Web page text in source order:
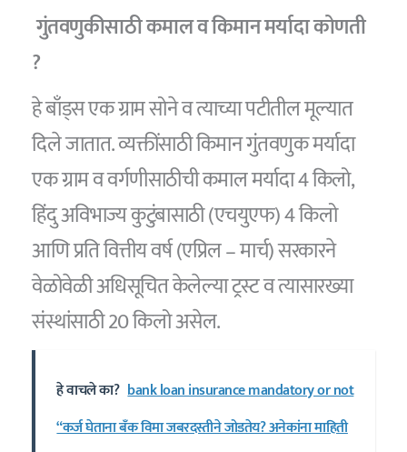
गुंतवणुकीसाठी कमाल व किमान मर्यादा कोणती
?
हे बाँड्स एक ग्राम सोने व त्याच्या पटीतील मूल्यात
दिले जातात. व्यक्तींसाठी किमान गुंतवणुक मर्यादा
एक ग्राम व वर्गणीसाठीची कमाल मर्यादा 4 किलो,
हिंदु अविभाज्य कुटुंबासाठी (एचयुएफ) 4 किलो
आणि प्रति वित्तीय वर्ष (एप्रिल – मार्च) सरकारने
वेळोवेळी अधिसूचित केलेल्या ट्रस्ट व त्यासारख्या
संस्थांसाठी 20 किलो असेल.
हे वाचले का? bank loan insurance mandatory or not
“कर्ज घेताना बँक विमा जबरदस्तीने जोडतेय? अनेकांना माहिती